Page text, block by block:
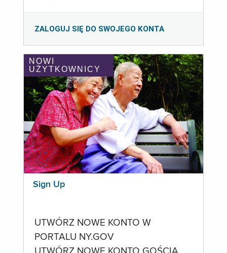
ZALOGUJ SIĘ DO SWOJEGO KONTA
NOWI
UŻYTKOWNICY
Sign Up
UTWÓRZ NOWE KONTO W
PORTALU NY.GOV